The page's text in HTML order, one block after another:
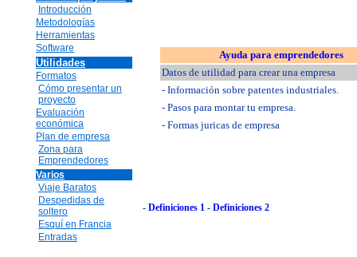
Introducción
Metodologías
Herramientas
Software
Utilidades
Formatos
Cómo presentar un
proyecto
Evaluación
económica
Plan de empresa
Zona para
Emprendedores
Varios
Viaje Baratos
Despedidas de
soltero
Esquí en Francia
Entradas
Ayuda para emprendedores
Datos de utilidad para crear una empresa
- Información sobre patentes industriales.
- Pasos para montar tu empresa.
- Formas juricas de empresa
- Definiciones 1 - Definiciones 2